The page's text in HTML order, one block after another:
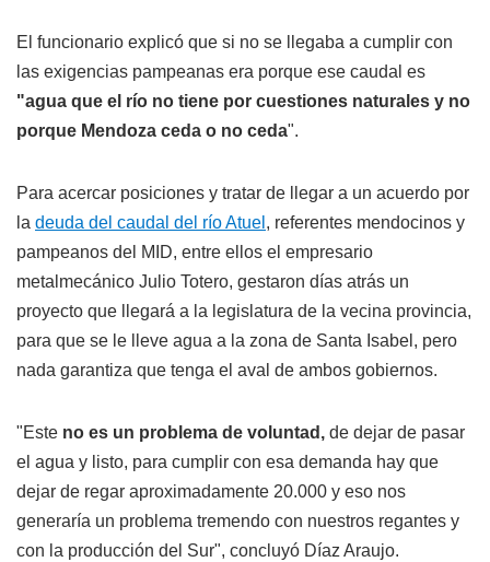
El funcionario explicó que si no se llegaba a cumplir con
las exigencias pampeanas era porque ese caudal es
"agua que el río no tiene por cuestiones naturales y no
porque Mendoza ceda o no ceda".
Para acercar posiciones y tratar de llegar a un acuerdo por
la deuda del caudal del río Atuel , referentes mendocinos y
pampeanos del MID, entre ellos el empresario
metalmecánico Julio Totero, gestaron días atrás un
proyecto que llegará a la legislatura de la vecina provincia,
para que se le lleve agua a la zona de Santa Isabel, pero
nada garantiza que tenga el aval de ambos gobiernos.
"Este no es un problema de voluntad, de dejar de pasar
el agua y listo, para cumplir con esa demanda hay que
dejar de regar aproximadamente 20.000 y eso nos
generaría un problema tremendo con nuestros regantes y
con la producción del Sur", concluyó Díaz Araujo.